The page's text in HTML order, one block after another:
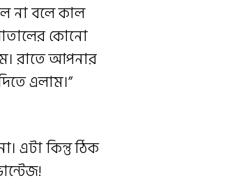
না বলে কাল
কোনো
রাতে আপনার
এলাম।”
এটা কিন্তু ঠিক